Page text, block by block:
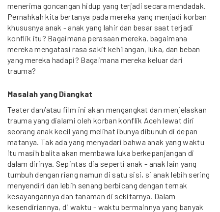
menerima goncangan hidup yang terjadi secara mendadak.
Pernahkah kita bertanya pada mereka yang menjadi korban
khususnya anak - anak yang lahir dan besar saat terjadi
konflik itu? Bagaimana perasaan mereka, bagaimana
mereka mengatasi rasa sakit kehilangan, luka, dan beban
yang mereka hadapi? Bagaimana mereka keluar dari
trauma?
Masalah yang Diangkat
Teater dan/atau film ini akan mengangkat dan menjelaskan
trauma yang dialami oleh korban konflik Aceh lewat diri
seorang anak kecil yang melihat ibunya dibunuh di depan
matanya. Tak ada yang menyadari bahwa anak yang waktu
itu masih balita akan membawa luka berkepanjangan di
dalam dirinya. Sepintas dia seperti anak - anak lain yang
tumbuh dengan riang namun di satu sisi, si anak lebih sering
menyendiri dan lebih senang berbicang dengan ternak
kesayangannya dan tanaman di sekitarnya. Dalam
kesendiriannya, di waktu - waktu bermainnya yang banyak